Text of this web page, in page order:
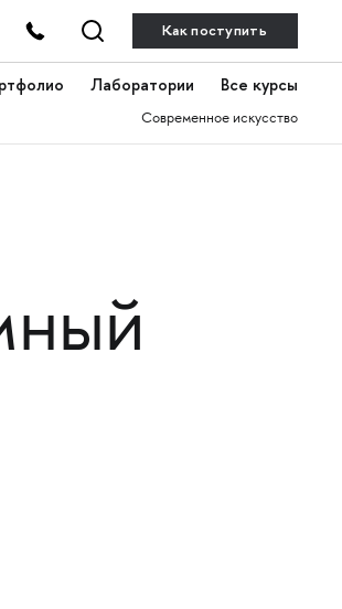
Как поступить
Лаборатории Все курсы
Современное искусство